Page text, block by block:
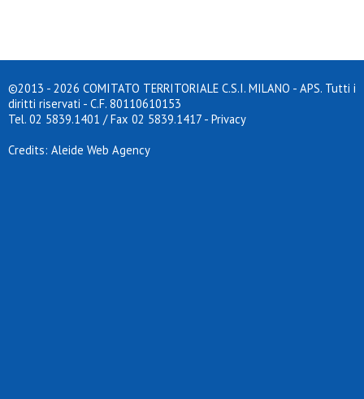
©2013 - 2026 COMITATO TERRITORIALE C.S.I. MILANO - APS. Tutti i
diritti riservati - C.F. 80110610153
Tel. 02 5839.1401 / Fax 02 5839.1417 - Privacy
Credits: Aleide Web Agency